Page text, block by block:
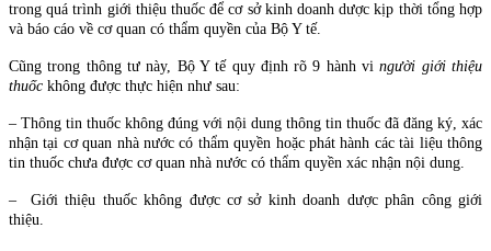
trong quá trình giới thiệu thuốc để cơ sở kinh doanh dược kịp thời tổng hợp
và báo cáo về cơ quan có thẩm quyền của Bộ Y tế.
Cũng trong thông tư này, Bộ Y tế quy định rõ 9 hành vingười giới thiệu
thuốc không được thực hiện như sau:
– Thông tin thuốc không đúng với nội dung thông tin thuốc đã đăng ký, xác
nhận tại cơ quan nhà nước có thẩm quyền hoặc phát hành các tài liệu thông
tin thuốc chưa được cơ quan nhà nước có thẩm quyền xác nhận nội dung.
– Giới thiệu thuốc không được cơ sở kinh doanh dược phân công giới
thiệu.